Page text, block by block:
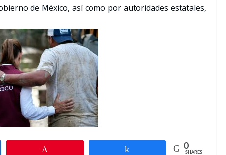
de México, así como por autoridades estatales,
0
SHARES